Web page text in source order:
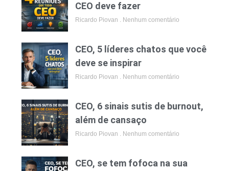
CEO deve fazer
Ricardo Piovan Nenhum comentário
CEO, 5 líderes chatos que você
deve se inspirar
Ricardo Piovan Nenhum comentário
CEO, 6 sinais sutis de burnout,
além de cansaço
Ricardo Piovan Nenhum comentário
CEO, se tem fofoca na sua